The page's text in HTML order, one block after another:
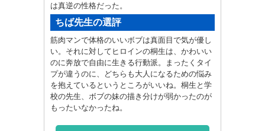
は真逆の性格だった。
ちば先生の選評
筋肉マンで体格のいいボブは真面目で気が優し
い。それに対してヒロインの桐生は、かわいい
のに奔放で自由に生きる行動派。まったくタイ
プが違うのに、どちらも大人になるための悩み
を抱えているというところがいいね。桐生と学
校の先生、ボブの妹の描き分けが弱かったのが
もったいなかったね。